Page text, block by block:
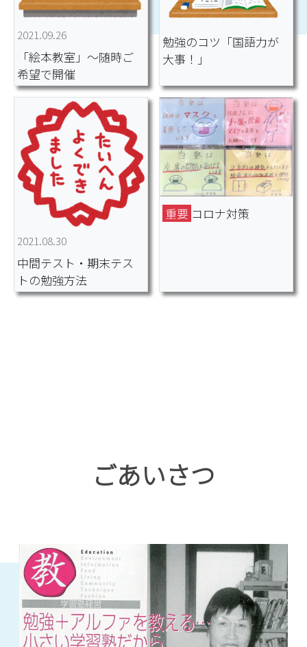
2021.09.26
「絵本教室」～随時ご
希望で開催
勉強のコツ「国語力が
大事！」
2021.08.30
中間テスト・期末テス
トの勉強方法
重要 コロナ対策
ごあいさつ